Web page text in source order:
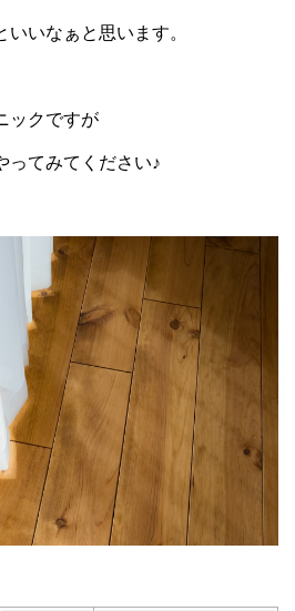
いなぁと思います。
ックですが
ってみてください♪